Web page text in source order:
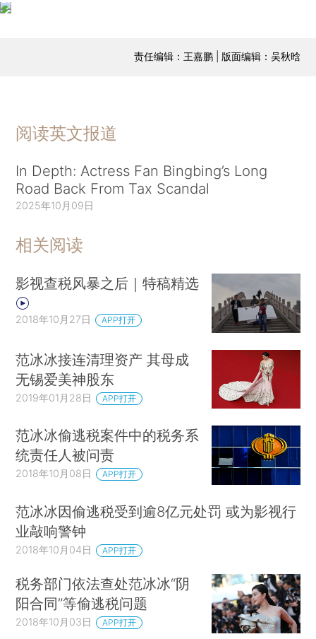
责任编辑：王嘉鹏 | 版面编辑：吴秋晗
阅读英文报道
In Depth: Actress Fan Bingbing’s Long
Road Back From Tax Scandal
2025年10月09日
相关阅读
影视查税风暴之后｜特稿精选
2018年10月27日 APP打开
范冰冰接连清理资产 其母成
无锡爱美神股东
2019年01月28日 APP打开
范冰冰偷逃税案件中的税务系
统责任人被问责
2018年10月08日 APP打开
范冰冰因偷逃税受到逾8亿元处罚 或为影视行
业敲响警钟
2018年10月04日 APP打开
税务部门依法查处范冰冰“阴
阳合同”等偷逃税问题
2018年10月03日 APP打开